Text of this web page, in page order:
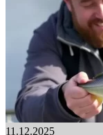
11.12.2025